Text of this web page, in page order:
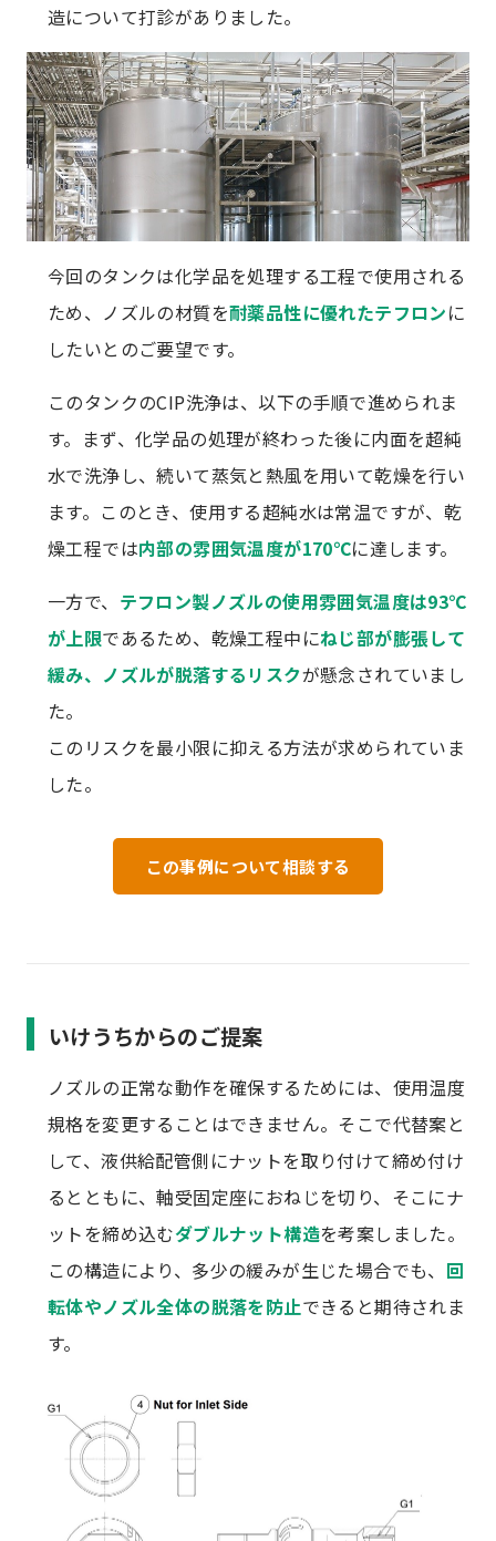
造について打診がありました。
今回のタンクは化学品を処理する工程で使用される
ため、ノズルの材質を耐薬品性に優れたテフロンに
したいとのご要望です。
このタンクのCIP洗浄は、以下の手順で進められま
す。まず、化学品の処理が終わった後に内面を超純
水で洗浄し、続いて蒸気と熱風を用いて乾燥を行い
ます。このとき、使用する超純水は常温ですが、乾
燥工程では内部の雰囲気温度が170℃に達します。
一方で、 テフロン製ノズルの使用雰囲気温度は93℃
が上限であるため、乾燥工程中にねじ部が膨張して
緩み、ノズルが脱落するリスクが懸念されていまし
た。
このリスクを最小限に抑える方法が求められていま
した。
この事例について相談する
いけうちからのご提案
ノズルの正常な動作を確保するためには、使用温度
規格を変更することはできません。そこで代替案と
して、液供給配管側にナットを取り付けて締め付け
るとともに、軸受固定座におねじを切り、そこにナ
ットを締め込むダブルナット構造を考案しました。
この構造により、多少の緩みが生じた場合でも、 回
転体やノズル全体の脱落を防止できると期待されま
す。